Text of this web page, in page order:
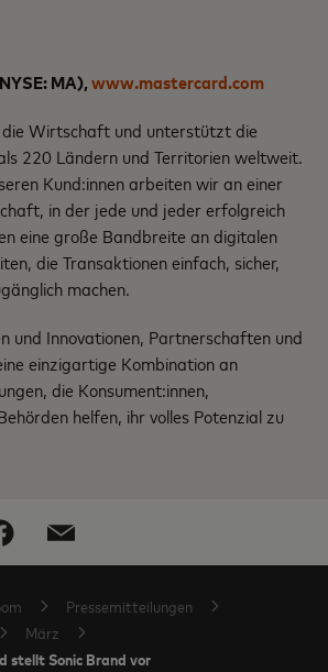
MA),www.mastercard.com
Wirtschaft und unterstützt die
220 Ländern und Territorien weltweit.
Kund:innen arbeiten wir an einer
in der jede und jeder erfolgreich
eine große Bandbreite an digitalen
die Transaktionen einfach, sicher,
machen.
und Innovationen, Partnerschaften und
einzigartige Kombination an
die Konsument:innen,
helfen, ihr volles Potenzial zu
Pressemitteilungen
März
stellt Sonic Brand vor